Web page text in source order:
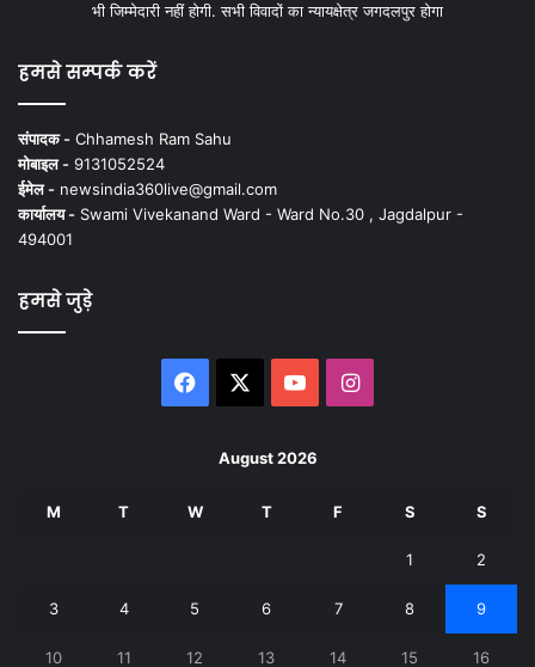
भी जिम्मेदारी नहीं होगी. सभी विवादों का न्यायक्षेत्र जगदलपुर होगा
हमसे सम्पर्क करें
संपादक - Chhamesh Ram Sahu
मोबाइल - 9131052524
ईमेल - newsindia360live@gmail.com
कार्यालय - Swami Vivekanand Ward - Ward No.30 , Jagdalpur -
494001
हमसे जुड़े
Facebook YouTubeInstagram
August 2026
M T W T F S S
1 2
3 4 5 6 7 8 9
10 11 12 13 14 15 16